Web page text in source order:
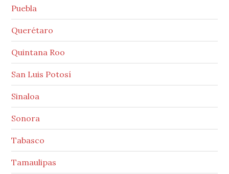
Puebla
Querétaro
Quintana Roo
San Luis Potosí
Sinaloa
Sonora
Tabasco
Tamaulipas